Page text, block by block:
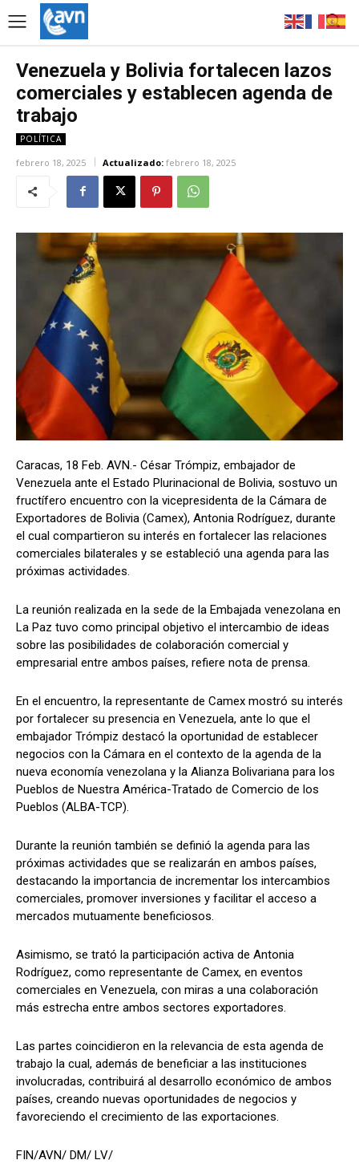
Venezuela y Bolivia fortalecen lazos
comerciales y establecen agenda de
trabajo
POLÍTICA
febrero 18, 2025 Actualizado: febrero 18, 2025
Caracas, 18 Feb. AVN.- César Trómpiz, embajador de
Venezuela ante el Estado Plurinacional de Bolivia, sostuvo un
fructífero encuentro con la vicepresidenta de la Cámara de
Exportadores de Bolivia (Camex), Antonia Rodríguez, durante
el cual compartieron su interés en fortalecer las relaciones
comerciales bilaterales y se estableció una agenda para las
próximas actividades.
La reunión realizada en la sede de la Embajada venezolana en
La Paz tuvo como principal objetivo el intercambio de ideas
sobre las posibilidades de colaboración comercial y
empresarial entre ambos países, refiere nota de prensa.
En el encuentro, la representante de Camex mostró su interés
por fortalecer su presencia en Venezuela, ante lo que el
embajador Trómpiz destacó la oportunidad de establecer
negocios con la Cámara en el contexto de la agenda de la
nueva economía venezolana y la Alianza Bolivariana para los
Pueblos de Nuestra América-Tratado de Comercio de los
Pueblos (ALBA-TCP).
Durante la reunión también se definió la agenda para las
próximas actividades que se realizarán en ambos países,
destacando la importancia de incrementar los intercambios
comerciales, promover inversiones y facilitar el acceso a
mercados mutuamente beneficiosos.
Asimismo, se trató la participación activa de Antonia
Rodríguez, como representante de Camex, en eventos
comerciales en Venezuela, con miras a una colaboración
más estrecha entre ambos sectores exportadores.
Las partes coincidieron en la relevancia de esta agenda de
trabajo la cual, además de beneficiar a las instituciones
involucradas, contribuirá al desarrollo económico de ambos
países, creando nuevas oportunidades de negocios y
favoreciendo el crecimiento de las exportaciones.
FIN/AVN/ DM/ LV/